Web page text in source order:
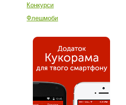
Конкурси
Флешмоби